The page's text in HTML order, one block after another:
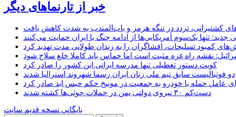
خبر از تارنماهای دیگر
کشتیرانی، تردد در تنگه هرمز و باب‌المندب به شدت کاهش یافت
تنها یک‌سوم آمریکایی‌ها از ادامه جنگ با ایران حمایت می‌کنند
کمبود تسلیحات، افشاگران را به زندان طولانی مدت تهدید کرد
نقشه راه غزه مثبت است اما حماس باید کاملا خلع سلاح شود
کویت دستور تعطیلی تنها مدرسه ایرانی این کشور را صادر کرد
دو فوتبالیست سابق تیم ملی زنان ایران رسما شهروند استرالیا شدند
عامل حمله با خودرو به جمعیت در مونیخ حکم حبس ابد صادر کرد
دست‌کم ۳۰ نیروی دولتی یمن در حملات حوثی‌ها کشته شدند
بایگانی نسخه قدیم سایت